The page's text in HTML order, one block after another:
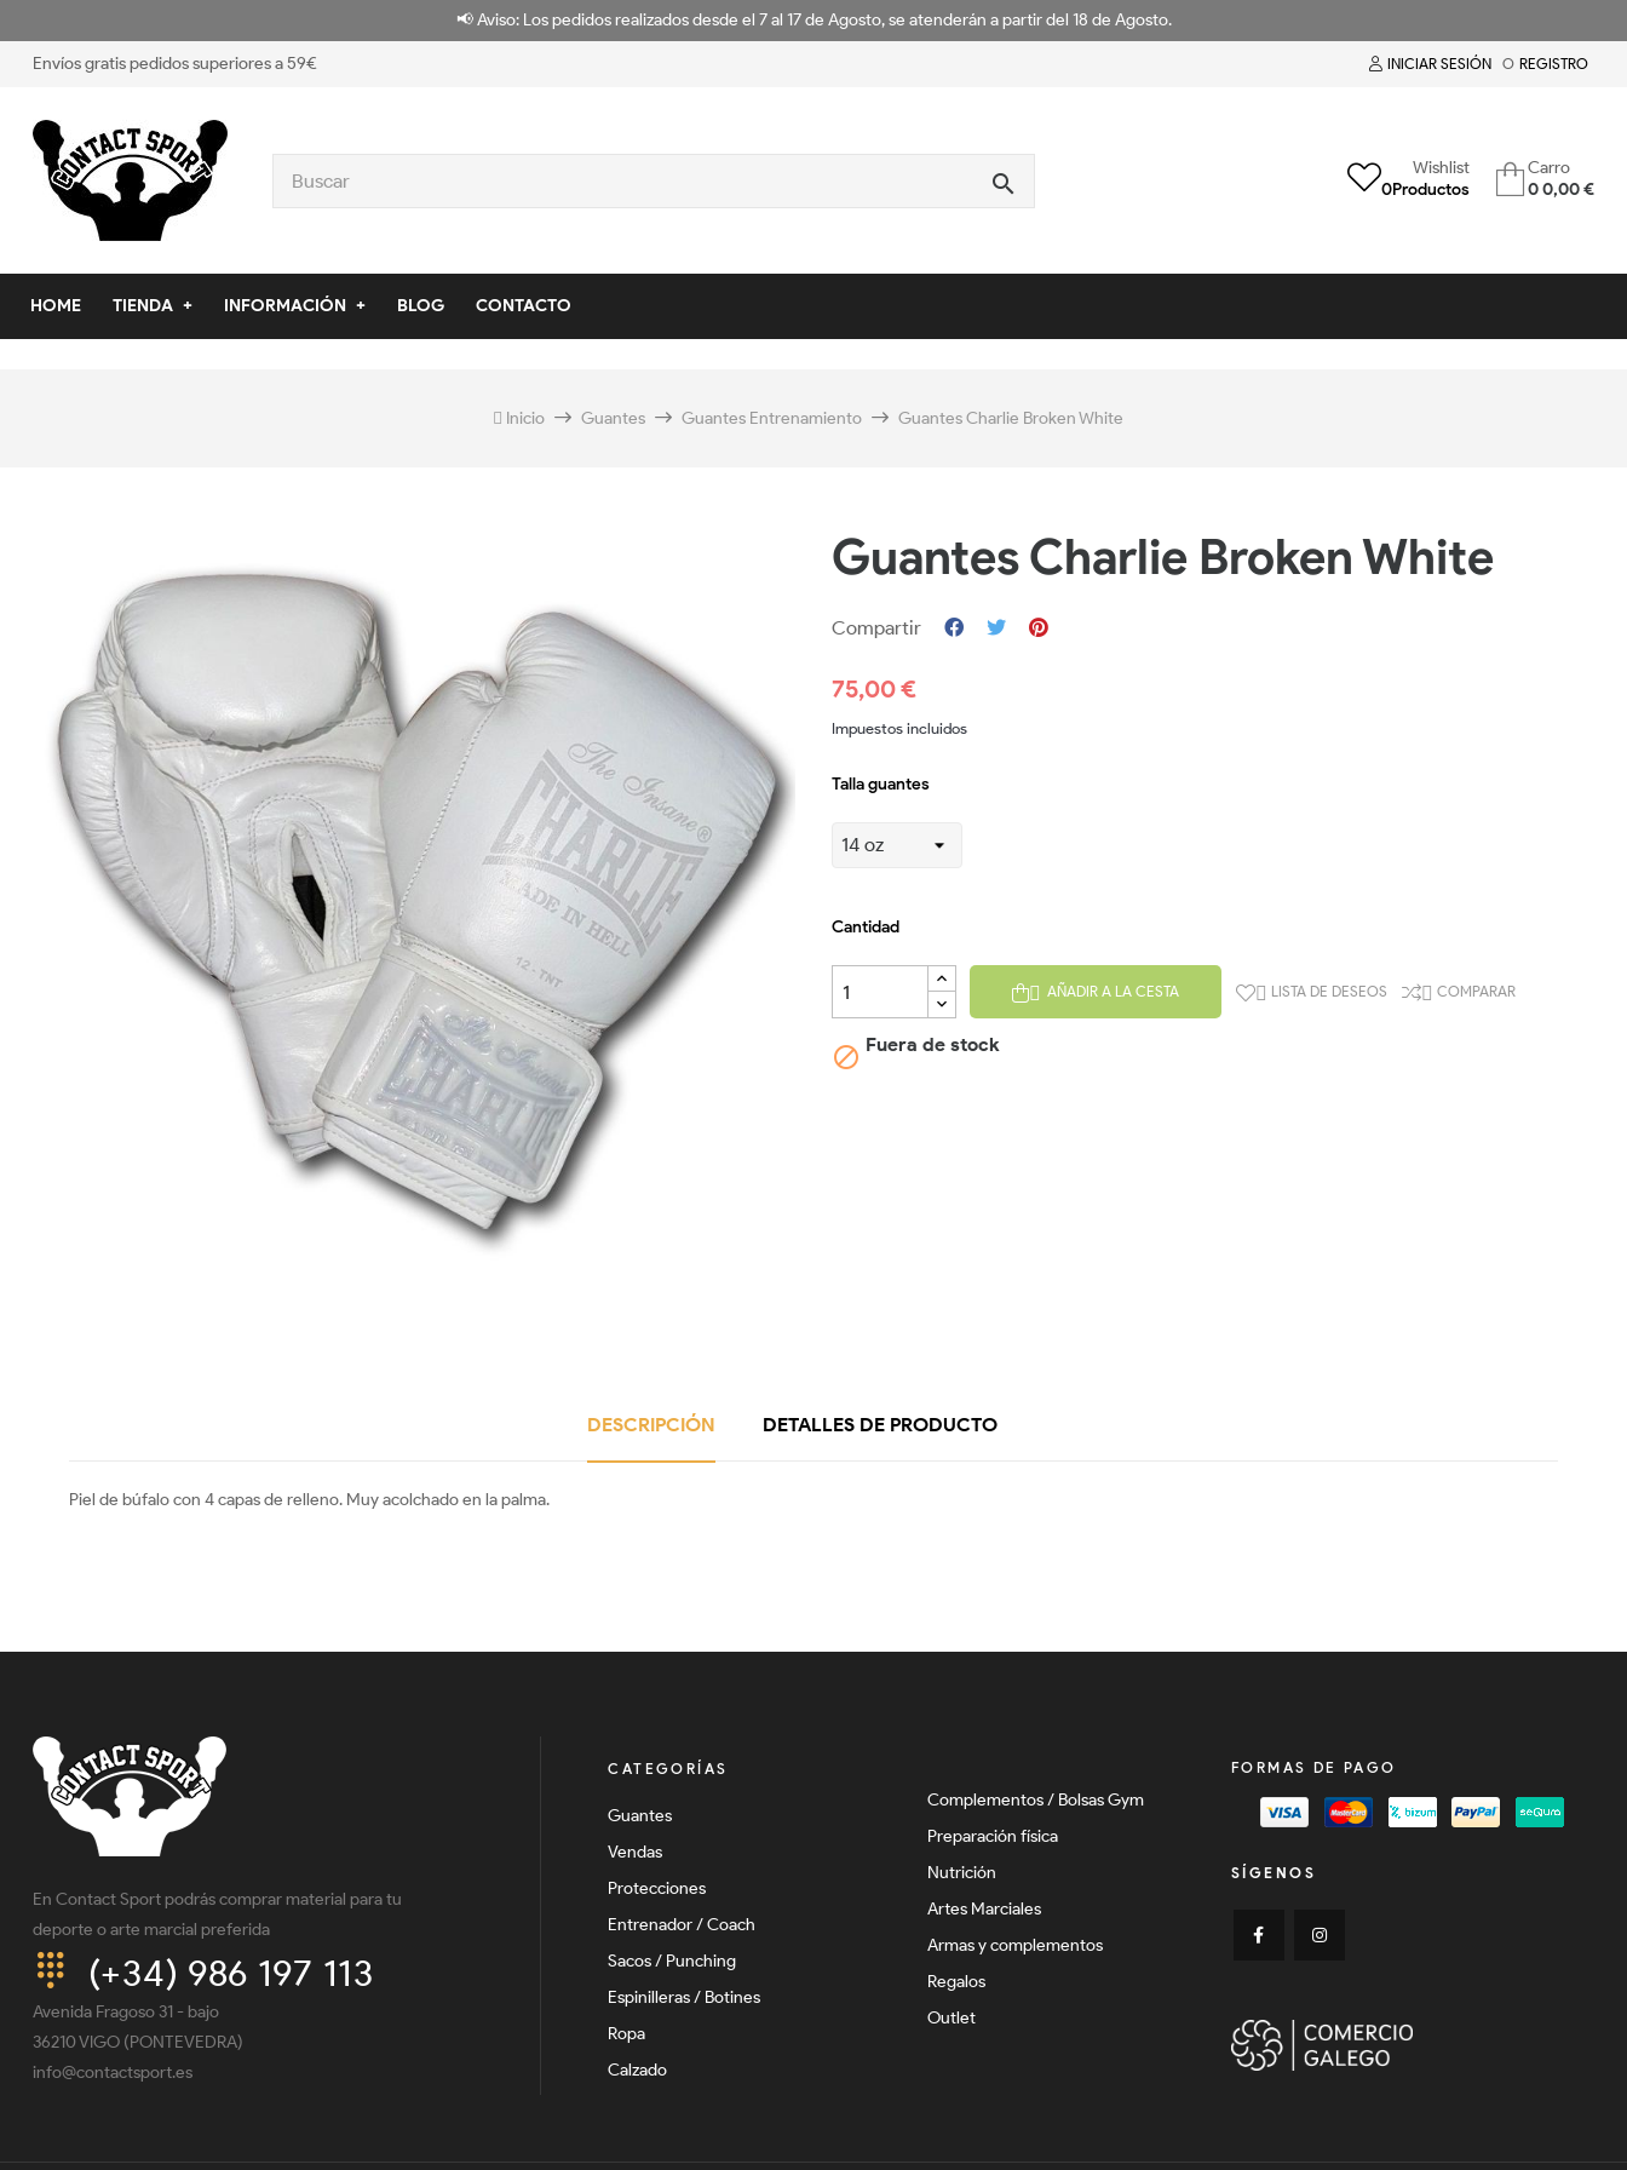
📢 Aviso: Los pedidos realizados desde el 7 al 17 de Agosto, se atenderán a partir del 18 de Agosto.
Envíos gratis pedidos superiores a 59€ INICIAR SESIÓN O REGISTRO
search
Wishlist
0Productos
Carro
00,00 €
HOME TIENDA INFORMACIÓN BLOG CONTACTO
Inicio Guantes Guantes Entrenamiento Guantes Charlie Broken White
Guantes Charlie Broken White
Compartir
75,00 €
Impuestos incluidos
Talla guantes
Cantidad
 AÑADIR A LA CESTA  LISTA DE DESEOS  COMPARAR
 Fuera de stock
DESCRIPCIÓN DETALLES DE PRODUCTO
Piel de búfalo con 4 capas de relleno. Muy acolchado en la palma.
En Contact Sport podrás comprar material para tu
deporte o arte marcial preferida
(+34) 986 197 113
Avenida Fragoso 31 - bajo
36210 VIGO (PONTEVEDRA)
info@contactsport.es
CATEGORÍAS
Guantes
Vendas
Protecciones
Entrenador / Coach
Sacos / Punching
Espinilleras / Botines
Ropa
Calzado
Complementos / Bolsas Gym
Preparación física
Nutrición
Artes Marciales
Armas y complementos
Regalos
Outlet
FORMAS DE PAGO
SÍGENOS